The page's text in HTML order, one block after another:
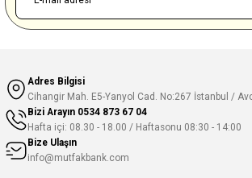
Adres Bilgisi
Cihangir Mah. E5-Yanyol Cad. No:267 İstanbul /
Bizi Arayın 0534 873 67 04
Hafta içi: 08.30 - 18.00 / Haftasonu 08:30 - 14:00
Bize Ulaşın
info@mutfakbank.com